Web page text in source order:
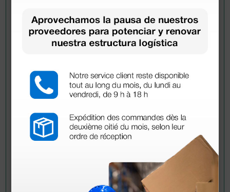
¿Todavía tienes alguna duda? ¿Necesitas más
información?
Envía ahora mismo tu pregunta a los colegas que ya
han adquirido este producto.